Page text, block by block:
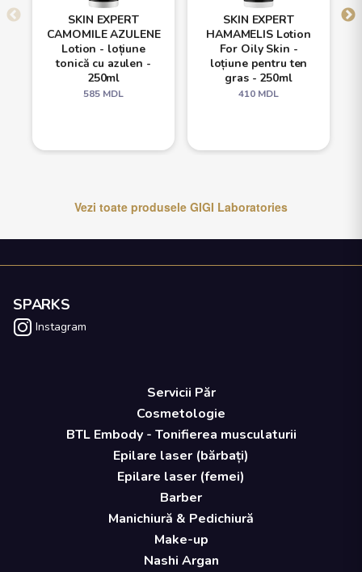
SKIN EXPERT
CAMOMILE AZULENE
Lotion - loțiune
tonică cu azulen -
250ml
585 MDL
SKIN EXPERT
HAMAMELIS Lotion
For Oily Skin -
loțiune pentru ten
gras - 250ml
410 MDL
Vezi toate produsele GIGI Laboratories
SPARKS
Instagram
Servicii Păr
Cosmetologie
BTL Embody - Tonifierea musculaturii
Epilare laser (bărbați)
Epilare laser (femei)
Barber
Manichiură & Pedichiură
Make-up
Nashi Argan